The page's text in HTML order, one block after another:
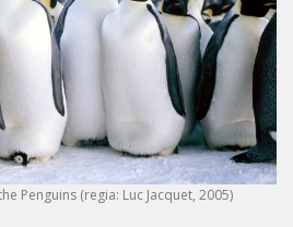
Penguins (regia: Luc Jacquet, 2005)